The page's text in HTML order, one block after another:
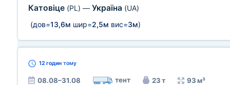
Катовіце (PL) — Україна (UA)
(дов=13,6м шир=2,5м вис=3м)
12 годин тому
08.08–31.08 тент 23 т 93 м³